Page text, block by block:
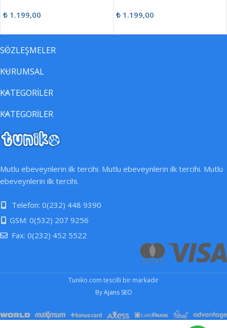
₺ 1.199,00 ₺ 1.199,00
SÖZLEŞMELER
KURUMSAL
KATEGORİLER
KATEGORİLER
Mutlu ebeveynlerin ilk tercihi. Mutlu ebeveynlerin ilk tercihi. Mutlu
ebeveynlerin ilk tercihi.
Telefon: 0(232) 448 9390
GSM: 0(532) 207 9256
Fax: 0(232) 452 5522
Tuniko.com tescilli bir markadır
ByAjans SEO